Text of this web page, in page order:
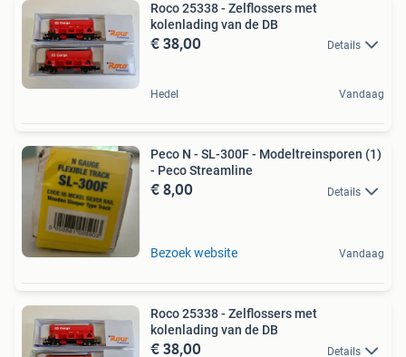
Roco 25338 - Zelflossers met
kolenlading van de DB
€ 38,00 Details
Hedel Vandaag
Peco N - SL-300F - Modeltreinsporen (1)
- Peco Streamline
€ 8,00 Details
Bezoek website Vandaag
Roco 25338 - Zelflossers met
kolenlading van de DB
€ 38,00 Details